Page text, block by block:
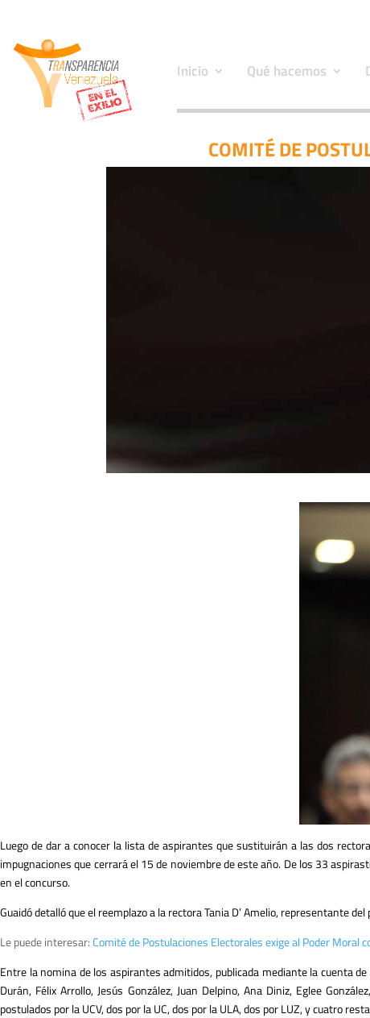
Inicio Qué hacemos
COMITÉ DE
Luego de dar a conocer la lista de aspirantes que sustituirán a las dos
impugnaciones que cerrará el 15 de noviembre de este año. De los 33
en el concurso.
Guaidó detalló que el reemplazo a la rectora Tania D’ Amelio, representante
Le puede interesar:Comité de Postulaciones Electorales exige al Poder Moral
Entre la nomina de los aspirantes admitidos, publicada mediante la cuenta
Durán, Félix Arrollo, Jesús González, Juan Delpino, Ana Diniz, Eglee
postulados por la UCV, dos por la UC, dos por la ULA, dos por LUZ, y cuatro